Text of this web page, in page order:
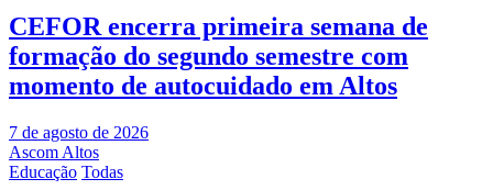
CEFOR encerra primeira semana de
formação do segundo semestre com
momento de autocuidado em Altos
7 de agosto de 2026
Ascom Altos
Educação Todas